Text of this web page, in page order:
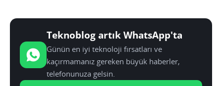
Teknoblog artık WhatsApp'ta
Günün en iyi teknoloji fırsatları ve
kaçırmamanız gereken büyük haberler,
telefonunuza gelsin.